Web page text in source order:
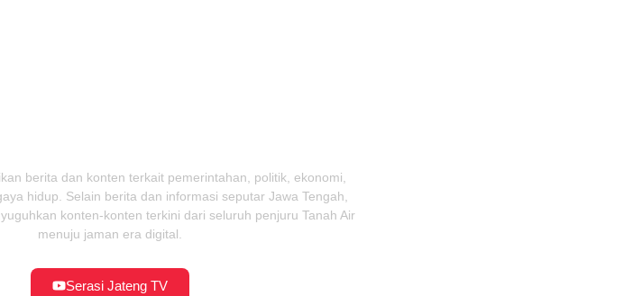
berita dan konten terkait pemerintahan, politik, ekonomi,
hidup. Selain berita dan informasi seputar Jawa Tengah,
konten-konten terkini dari seluruh penjuru Tanah Air
menuju jaman era digital.
Serasi Jateng TV